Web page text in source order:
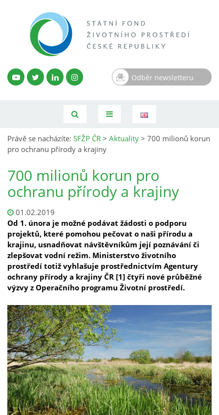
Odběr newsletteru
Právě se nacházíte: SFŽP ČR > Aktuality > 700 milionů korun
pro ochranu přírody a krajiny
700 milionů korun pro
ochranu přírody a krajiny
01.02.2019
Od 1. února je možné podávat žádosti o podporu
projektů, které pomohou pečovat o naši přírodu a
krajinu, usnadňovat návštěvníkům její poznávání či
zlepšovat vodní režim. Ministerstvo životního
prostředí totiž vyhlašuje prostřednictvím Agentury
ochrany přírody a krajiny ČR [1] čtyři nové průběžné
výzvy z Operačního programu Životní prostředí.